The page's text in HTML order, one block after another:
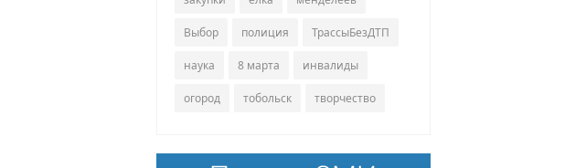
Выбор полиция ТрассыБезДТП
наука 8 марта инвалиды
огород тобольск творчество